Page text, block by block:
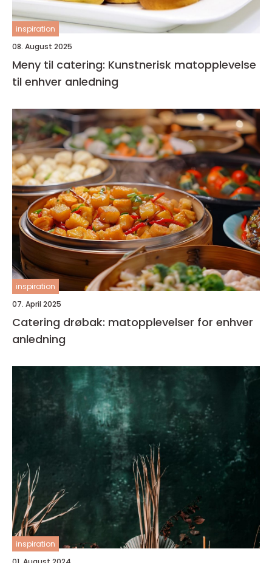
inspiration
08. August 2025
Meny til catering: Kunstnerisk matopplevelse
til enhver anledning
inspiration
07. April 2025
Catering drøbak: matopplevelser for enhver
anledning
inspiration